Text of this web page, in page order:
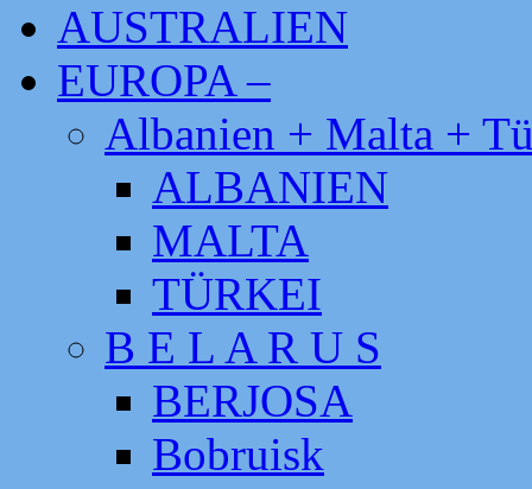
AUSTRALIEN
EUROPA –
Albanien + Malta +
ALBANIEN
MALTA
TÜRKEI
B E L A R U S
BERJOSA
Bobruisk